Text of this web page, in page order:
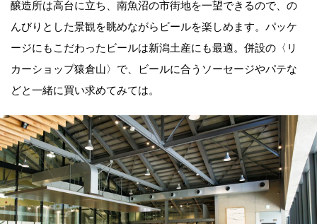
醸造所は高台に立ち、南魚沼の市街地を一望できるので、の
んびりとした景観を眺めながらビールを楽しめます。パッケ
ージにもこだわったビールは新潟土産にも最適。併設の〈リ
カーショップ猿倉山〉で、ビールに合うソーセージやパテな
どと一緒に買い求めてみては。